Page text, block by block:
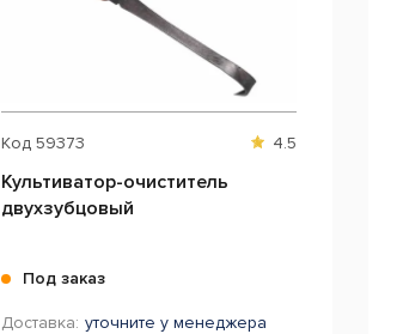
Код 59373 4.5
Культиватор-очиститель
двухзубцовый
Под заказ
Доставка: уточните у менеджера